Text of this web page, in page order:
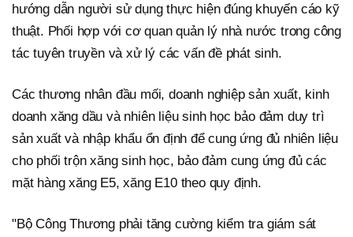
hướng dẫn người sử dụng thực hiện đúng khuyến cáo kỹ
thuật. Phối hợp với cơ quan quản lý nhà nước trong công
tác tuyên truyền và xử lý các vấn đề phát sinh.
Các thương nhân đầu mối, doanh nghiệp sản xuất, kinh
doanh xăng dầu và nhiên liệu sinh học bảo đảm duy trì
sản xuất và nhập khẩu ổn định để cung ứng đủ nhiên liệu
cho phối trộn xăng sinh học, bảo đảm cung ứng đủ các
mặt hàng xăng E5, xăng E10 theo quy định.
"Bộ Công Thương phải tăng cường kiểm tra giám sát